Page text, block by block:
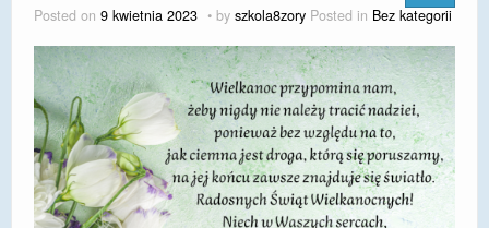
KONTAKT
DLA RODZICÓW I UCZNIÓW
DLA PRACOWNIKÓW
GALERIA
SPORT
Posted on 9 kwietnia 2023 by szkola8zory Posted in Bez kategorii